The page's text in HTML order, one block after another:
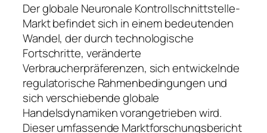
Der globale Neuronale Kontrollschnittstelle-
Markt befindet sich in einem bedeutenden
Wandel, der durch technologische
Fortschritte, veränderte
Verbraucherpräferenzen, sich entwickelnde
regulatorische Rahmenbedingungen und
sich verschiebende globale
Handelsdynamiken vorangetrieben wird.
Dieser umfassende Marktforschungsbericht